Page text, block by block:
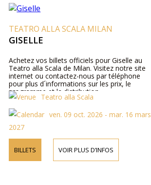
TEATRO ALLA SCALA MILAN
GISELLE
Achetez vos billets officiels pour Giselle au
Teatro alla Scala de Milan. Visitez notre site
internet ou contactez-nous par téléphone
pour plus d´informations sur les prix, le
programme et la distribution.
Teatro alla Scala
ven. 09 oct. 2026 - mar. 16 mars
2027
BILLETS VOIR PLUS D’INFOS